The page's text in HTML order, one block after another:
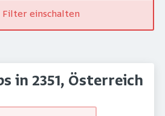
Filter einschalten
in 2351, Österreich